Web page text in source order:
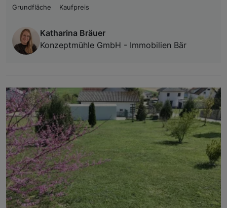
Grundfläche
Kaufpreis
Katharina Bräuer
Konzeptmühle GmbH - Immobilien Bär